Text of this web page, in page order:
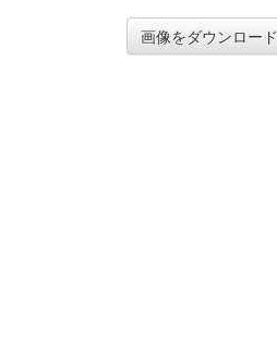
画像をダウンロード